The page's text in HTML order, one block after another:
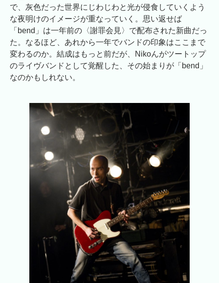
で、灰色だった世界にじわじわと光が侵食していくよう
な夜明けのイメージが重なっていく。思い返せば
「bend」は一年前の〈謝罪会見〉で配布された新曲だっ
た。なるほど、あれから一年でバンドの印象はここまで
変わるのか。結成はもっと前だが、Nikoんがツートップ
のライヴバンドとして覚醒した、その始まりが「bend」
なのかもしれない。